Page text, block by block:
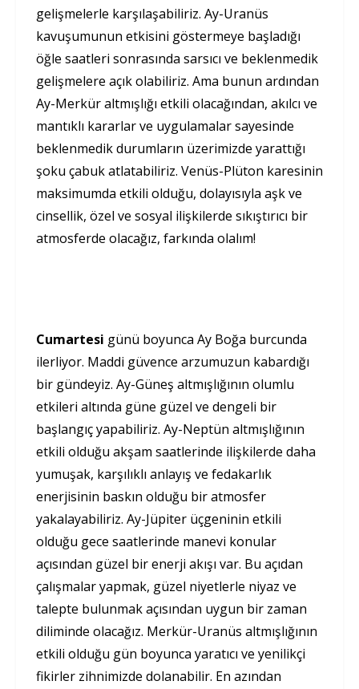
gelişmelerle karşılaşabiliriz. Ay-Uranüs
kavuşumunun etkisini göstermeye başladığı
öğle saatleri sonrasında sarsıcı ve beklenmedik
gelişmelere açık olabiliriz. Ama bunun ardından
Ay-Merkür altmışlığı etkili olacağından, akılcı ve
mantıklı kararlar ve uygulamalar sayesinde
beklenmedik durumların üzerimizde yarattığı
şoku çabuk atlatabiliriz. Venüs-Plüton karesinin
maksimumda etkili olduğu, dolayısıyla aşk ve
cinsellik, özel ve sosyal ilişkilerde sıkıştırıcı bir
atmosferde olacağız, farkında olalım!
Cumartesi günü boyunca Ay Boğa burcunda
ilerliyor. Maddi güvence arzumuzun kabardığı
bir gündeyiz. Ay-Güneş altmışlığının olumlu
etkileri altında güne güzel ve dengeli bir
başlangıç yapabiliriz. Ay-Neptün altmışlığının
etkili olduğu akşam saatlerinde ilişkilerde daha
yumuşak, karşılıklı anlayış ve fedakarlık
enerjisinin baskın olduğu bir atmosfer
yakalayabiliriz. Ay-Jüpiter üçgeninin etkili
olduğu gece saatlerinde manevi konular
açısından güzel bir enerji akışı var. Bu açıdan
çalışmalar yapmak, güzel niyetlerle niyaz ve
talepte bulunmak açısından uygun bir zaman
diliminde olacağız. Merkür-Uranüs altmışlığının
etkili olduğu gün boyunca yaratıcı ve yenilikçi
fikirler zihnimizde dolanabilir. En azından